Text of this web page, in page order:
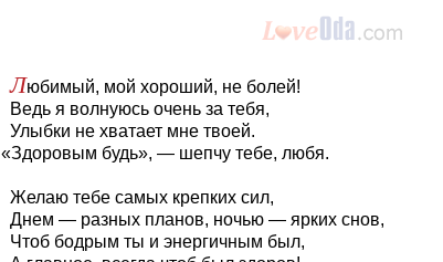
Любимый, мой хороший, не болей!
Ведь я волнуюсь очень за тебя,
Улыбки не хватает мне твоей.
«Здоровым будь», — шепчу тебе, любя.
Желаю тебе самых крепких сил,
Днем — разных планов, ночью — ярких снов,
Чтоб бодрым ты и энергичным был,